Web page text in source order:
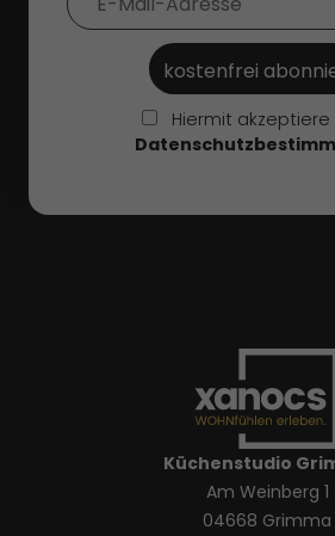
Hiermit akzeptiere
Küchenstudio
Am Weinberg 1
04668 Grimma